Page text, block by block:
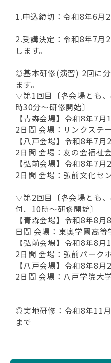
1.申込締切：令和8年6月
2.受講決定：令和8年7月
します。
◎基本研修(演習) 2回に
ます。
▽第1回目〔各会場とも
時30分～研修開始〕
【青森会場】令和8年7
2日間 会場：リンクステ
【八戸会場】令和8年7
2日間 会場：友の会福祉
【弘前会場】令和8年7
2日間 会場：弘前文化セ
▽第2回目〔各会場とも
付、10時～研修開始〕
【青森会場】令和8年8
日間 会場：東奥学園高等
【弘前会場】令和8年8
2日間 会場：弘前パーク
【八戸会場】令和8年8
2日間 会場：八戸学院大
◎実地研修：令和8年11
まで